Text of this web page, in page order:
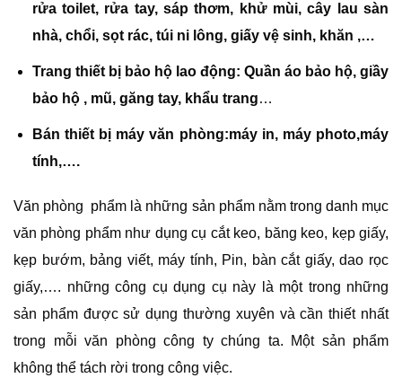
rửa toilet, rửa tay, sáp thơm, khử mùi, cây lau sàn
nhà, chổi, sọt rác, túi ni lông, giấy vệ sinh, khăn ,…
Trang thiết bị bảo hộ lao động: Quần áo bảo hộ, giầy
bảo hộ , mũ, găng tay, khẩu trang…
Bán thiết bị máy văn phòng:máy in, máy photo,máy
tính,….
Văn phòng phẩm là những sản phẩm nằm trong danh mục
văn phòng phẩm như dụng cụ cắt keo, băng keo, kẹp giấy,
kẹp bướm, bảng viết, máy tính, Pin, bàn cắt giấy, dao rọc
giấy,…. những công cụ dụng cụ này là một trong những
sản phẩm được sử dụng thường xuyên và cần thiết nhất
trong mỗi văn phòng công ty chúng ta. Một sản phẩm
không thể tách rời trong công việc.